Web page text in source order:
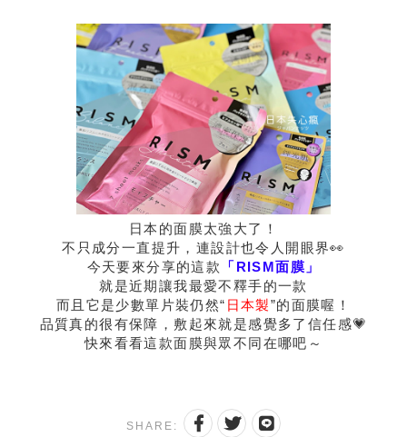
日本的面膜太強大了！
不只成分一直提升，連設計也令人開眼界👀
今天要來分享的這款
「RISM面膜」
就是近期讓我最愛不釋手的一款
而且它是少數單片裝仍然“ 日本製”的面膜喔！
品質真的很有保障，敷起來就是感覺多了信任感💗
快來看看這款面膜與眾不同在哪吧～
SHARE: